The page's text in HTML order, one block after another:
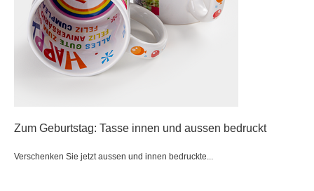
Zum Geburtstag: Tasse innen und aussen bedruckt
Verschenken Sie jetzt aussen und innen bedruckte...